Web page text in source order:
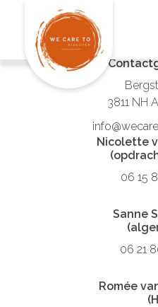
3811 NH
Nicolette
06 15
Sanne
06 21
Romée